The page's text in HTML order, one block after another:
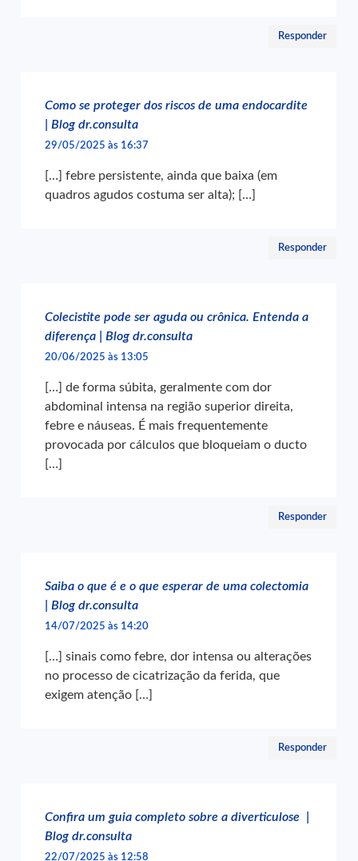
Responder
Como se proteger dos riscos de uma endocardite
| Blog dr.consulta
29/05/2025 às 16:37
[…] febre persistente, ainda que baixa (em
quadros agudos costuma ser alta); […]
Responder
Colecistite pode ser aguda ou crônica. Entenda a
diferença | Blog dr.consulta
20/06/2025 às 13:05
[…] de forma súbita, geralmente com dor
abdominal intensa na região superior direita,
febre e náuseas. É mais frequentemente
provocada por cálculos que bloqueiam o ducto
[…]
Responder
Saiba o que é e o que esperar de uma colectomia
| Blog dr.consulta
14/07/2025 às 14:20
[…] sinais como febre, dor intensa ou alterações
no processo de cicatrização da ferida, que
exigem atenção […]
Responder
Confira um guia completo sobre a diverticulose |
Blog dr.consulta
22/07/2025 às 12:58